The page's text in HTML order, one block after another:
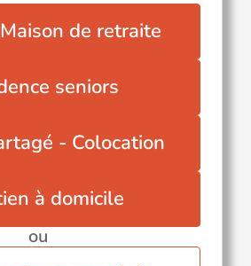
de retraite
seniors
- Colocation
à domicile
ou